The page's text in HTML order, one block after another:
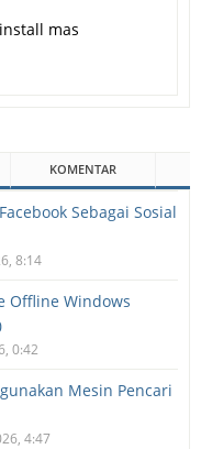
mas
KOMENTAR
Sebagai Sosial
8:14
Offline Windows
0:42
Mesin Pencari
4:47